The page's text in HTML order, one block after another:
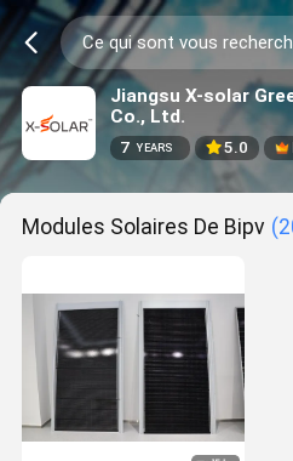
Jiangsu X-solar
Co., Ltd.
7 YEARS 5.0
Modules Solaires De Bipv